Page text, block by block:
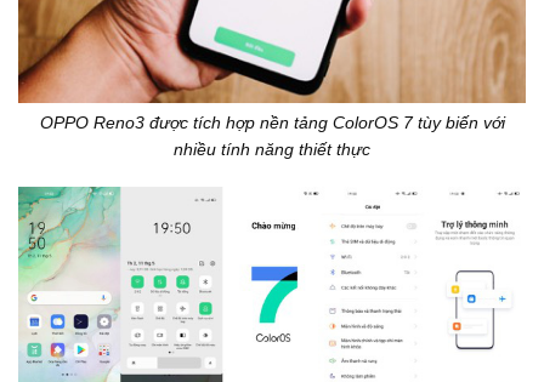
OPPO Reno3 được tích hợp nền tảng ColorOS 7 tùy biến với
nhiều tính năng thiết thực